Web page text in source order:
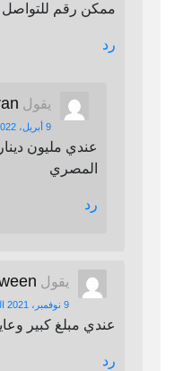
ممكن رقم للتواصل
رد
يقول
9 أبريل، 2022 الساعة 9:48 ص
عندي مليون
المصري
رد
يقول
9 نوفمبر، 2021 الساعة 6:00 م
عندي مبلغ كبير
رد